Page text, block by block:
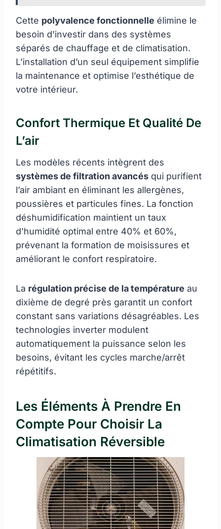
Cette polyvalence fonctionnelle élimine le
besoin d’investir dans des systèmes
séparés de chauffage et de climatisation.
L’installation d’un seul équipement simplifie
la maintenance et optimise l’esthétique de
votre intérieur.
Confort Thermique Et Qualité De
L’air
Les modèles récents intègrent des
systèmes de filtration avancés qui purifient
l’air ambiant en éliminant les allergènes,
poussières et particules fines. La fonction
déshumidification maintient un taux
d’humidité optimal entre 40% et 60%,
prévenant la formation de moisissures et
améliorant le confort respiratoire.
La régulation précise de la température au
dixième de degré près garantit un confort
constant sans variations désagréables. Les
technologies inverter modulent
automatiquement la puissance selon les
besoins, évitant les cycles marche/arrêt
répétitifs.
Les Éléments À Prendre En
Compte Pour Choisir La
Climatisation Réversible